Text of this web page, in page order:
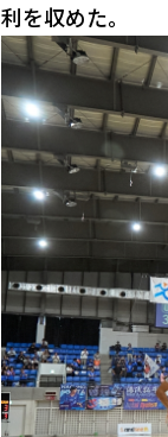
利を収めた。